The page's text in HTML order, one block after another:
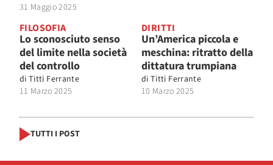
31 Maggio 2025
FILOSOFIA
Lo sconosciuto senso
del limite nella società
del controllo
di Titti Ferrante
11 Marzo 2025
DIRITTI
Un’America piccola e
meschina: ritratto della
dittatura trumpiana
di Titti Ferrante
10 Marzo 2025
TUTTI I POST